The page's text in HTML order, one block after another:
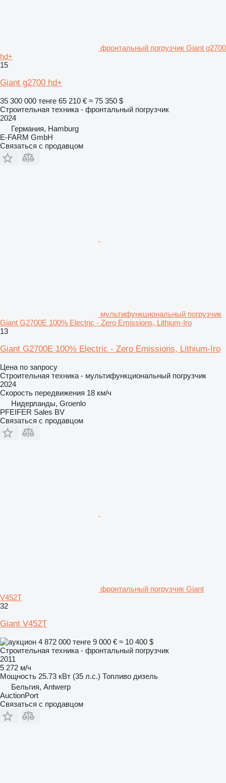
фронтальный погрузчик Giant g2700
hd+
15
Giant g2700 hd+
35 300 000 тенге 65 210 € ≈ 75 350 $
Строительная техника - фронтальный погрузчик
2024
Германия, Hamburg
E-FARM GmbH
Связаться с продавцом
мультифункциональный погрузчик
Giant G2700E 100% Electric - Zero Emissions, Lithium-Iro
13
Giant G2700E 100% Electric - Zero Emissions, Lithium-Iro
Цена по запросу
Строительная техника - мультифункциональный погрузчик
2024
Скорость передвижения 18 км/ч
Нидерланды, Groenlo
PFEIFER Sales BV
Связаться с продавцом
фронтальный погрузчик Giant
V452T
32
Giant V452T
4 872 000 тенге 9 000 € ≈ 10 400 $
Строительная техника - фронтальный погрузчик
2011
5 272 м/ч
Мощность 25.73 кВт (35 л.с.) Топливо дизель
Бельгия, Antwerp
AuctionPort
Связаться с продавцом